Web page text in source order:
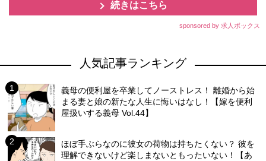
続きはこちら
sponsored by 求人ボックス
人気記事ランキング
義母の便利屋を卒業してノーストレス！ 離婚から始
まる妻と娘の新たな人生に悔いはなし！【嫁を便利
屋扱いする義母 Vol.44】
ほぼ手ぶらなのに彼女の荷物は持ちたくない？ 彼を
理解できないけど楽しまないともったいない！【あ